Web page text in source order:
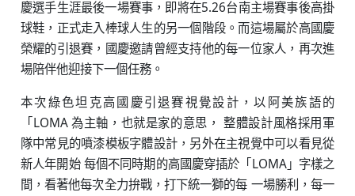
慶選手生涯最後一場賽事，即將在5.26台南主場賽事後高掛
球鞋，正式走入棒球人生的另一個階段。而這場屬於高國慶
榮耀的引退賽，國慶邀請曾經支持他的每一位家人，再次進
場陪伴他迎接下一個任務。
本次綠色坦克高國慶引退賽視覺設計，以阿美族語的
「LOMA 為主軸，也就是家的意思， 整體設計風格採用軍
隊中常見的噴漆模板字體設計，另外在主視覺中可以看見從
新人年開始 每個不同時期的高國慶穿插於「LOMA」字樣之
間，看著他每次全力拚戰，打下統一獅的每 一場勝利，每一